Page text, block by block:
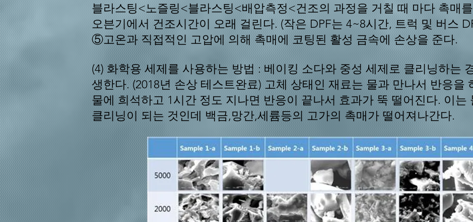
블라스팅<노즐링<블라스팅<배압측정<건조의 과정을 거칠 때 마다 촉매
오븐기에서 건조시간이 오래 걸린다. (작은 DPF는 4~8시간, 트럭 및 버스
⑤고온과 직접적인 고압에 의해 촉매에 코팅된 활성 금속에 손상을 준다.
(4) 화학용 세제를 사용하는 방법 : 베이킹 소다와 중성 세제로 클리닝하는
생한다. (2018년 손상 테스트완료) 고체 상태인 재료는 물과 만나서 반응을
물에 희석하고 1시간 정도 지나면 반응이 끝나서 효과가 뚝 떨어진다. 이는
클리닝이 되는 것인데 백금,망간,세륨등의 고가의 촉매가 떨어져나간다.